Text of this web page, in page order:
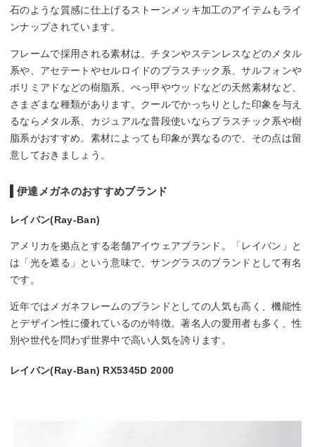
石のような質感に仕上げるストーンメッキ加工のアイテムもライ
ンナップされています。
フレームで採用される素材は、チタンやステンレスなどのメタル
系や、アセテートやセルロイドのプラスチック系、サルフォンや
ポリミアドなどの樹脂系、べっ甲やウッドなどの天然素材など、
さまざまな種類があります。クールでかっちりとした印象を与え
るならメタル系、カジュアルな普段使いならプラスチック系や樹
脂系がおすすめ。素材によっても印象が異なるので、その点は留
意しておきましょう。
伊達メガネのおすすめブランド
レイバン(Ray-Ban)
アメリカを拠点とする老舗アイウェアブランド。「レイバン」と
は「光を遮る」という意味で、サングラスのブランドとして有名
です。
近年ではメガネフレームのブランドとしての人気も高く、機能性
とデザイン性に優れているのが特徴。著名人の愛用者も多く、性
別や世代を問わず世界中で高い人気を誇ります。
レイバン(Ray-Ban) RX5345D 2000